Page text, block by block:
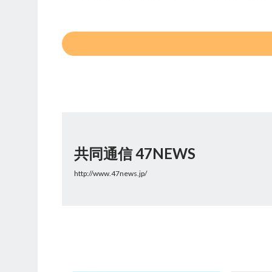
共同通信 47NEWS
http://www.47news.jp/